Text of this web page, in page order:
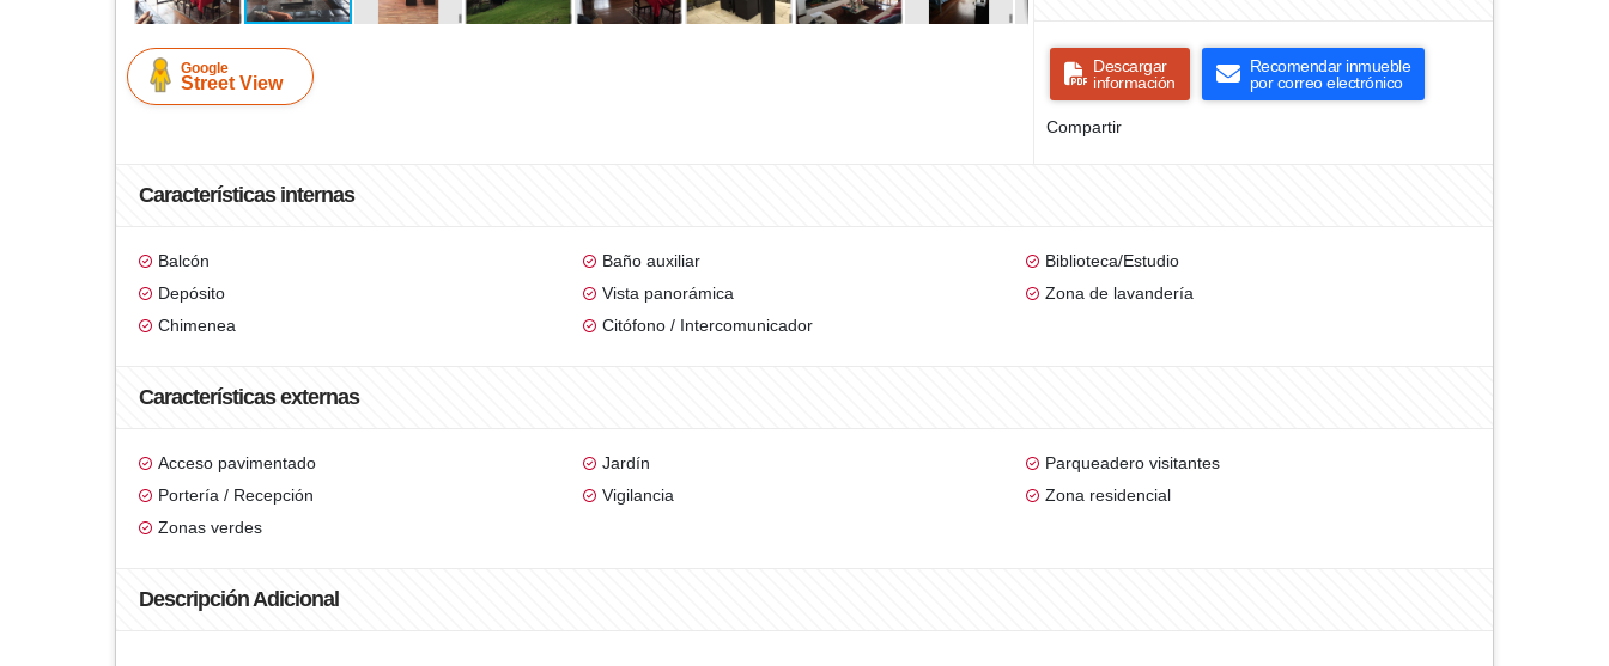
Google
Street View
Descargar
información
Recomendar inmueble
por correo electrónico
Compartir
Características internas
Balcón Baño auxiliar
Biblioteca/Estudio
Depósito
Vista panorámica
Zona de lavandería
Chimenea
Citófono / Intercomunicador
Características externas
Acceso pavimentado Jardín
Parqueadero visitantes
Portería / Recepción
Vigilancia
Zona residencial
Zonas verdes
Descripción Adicional